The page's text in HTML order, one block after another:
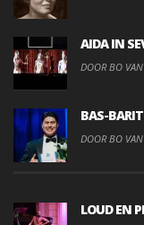
AIDA IN
DOOR BO
BAS-
DOOR BO
LOUD EN